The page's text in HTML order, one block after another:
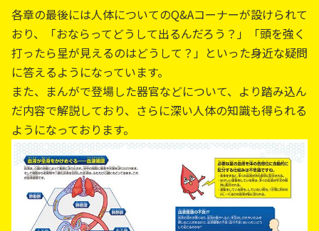
各章の最後には人体についてのQ&Aコーナーが設けられて
おり、「おならってどうして出るんだろう？」「頭を強く
打ったら星が見えるのはどうして？」といった身近な疑問
に答えるようになっています。
また、まんがで登場した器官などについて、より踏み込ん
だ内容で解説しており、さらに深い人体の知識も得られる
ようになっております。